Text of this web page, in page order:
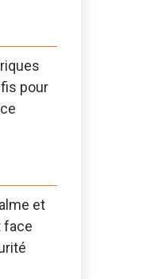
pour
et
face